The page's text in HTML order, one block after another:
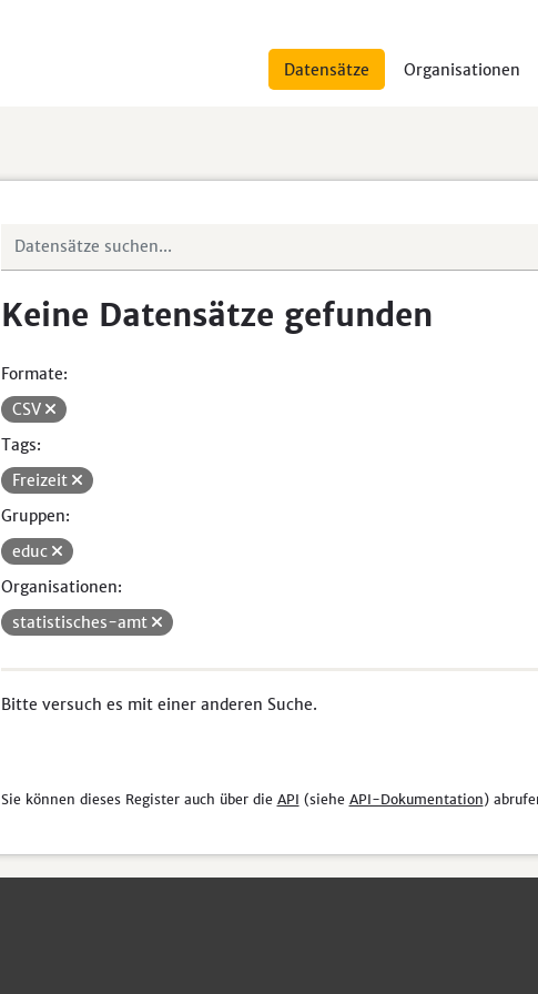
Datensätze Organisationen
Keine Datensätze gefunden
Formate:
CSV
Tags:
Freizeit
Gruppen:
educ
Organisationen:
statistisches-amt
Bitte versuch es mit einer anderen Suche.
Sie können dieses Register auch über die API (siehe API-Dokumentation)